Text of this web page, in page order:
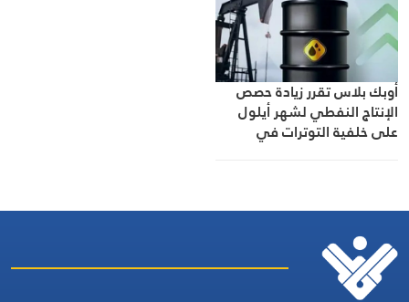
أوبك بلاس تقرر زيادة حصص
الإنتاج النفطي لشهر أيلول
على خلفية التوترات في